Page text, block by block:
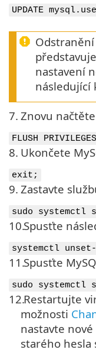
UPDATE
nastavení
následující
7. Znovu
FLUSH
8. Ukončete
exit;
9. Zastavte
sudo systemctl
10.Spusťte
systemctl unset-
11.Spusťte
sudo systemctl
12.Restartujte
možnosti
nastavte nové
starého hesla